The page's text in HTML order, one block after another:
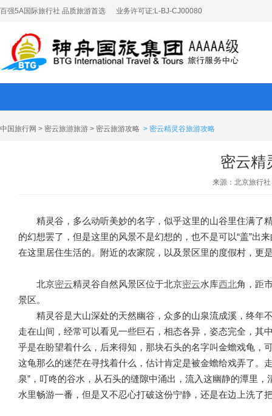
百强5A国际旅行社 品质旅游首选 业务许可证:L-BJ-CJ00080
中国旅行网 > 密云旅游旅游 > 密云旅游攻略 > 密云精灵谷旅游攻略
密云精
来源：北京旅行社
精灵谷，多么动听美妙的名字，似乎这里的山谷里住满了
的幻想罢了，但是这里的风景不是幻想的，也不是可以“盖”出
在这里居住生活的。附近的农家院，以及景区里的度假村，更
北京密云精灵谷自然风景区位于北京密云水库西北角，距
景区。
精灵谷是大山深处的天然幽谷，众多的山泉流成溪，终年
走在山间，经常可以看见一些巨石，相态各异，姿态完全，
乎是在盼望着什么，后来得知，那块石头的名字叫金蟾戏龟，
这龟那么的迷茫在寻找着什么，估计肯定是被金蟾给戏弄了。
泉”，叮咚的谷水，从石头的缝隙中涌出，流入这幽静的潭里
水里畅游一番，但是又不忍心打破这份宁静，还是在边上洗了